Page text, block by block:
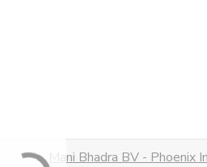
Mani Bhadra BV - Phoenix